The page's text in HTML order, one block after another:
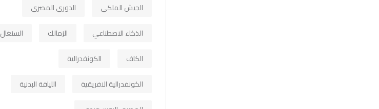
الجيش الملكي
الدوري المصري
الذكاء الاصطناعي
الزمالك
السنغال
الكاف
الكونفدرالية
الكونفدرالية الافريقية
اللياقة البدنية